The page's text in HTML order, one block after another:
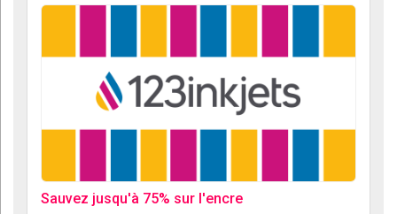
Sauvez jusqu'à 75% sur l'encre